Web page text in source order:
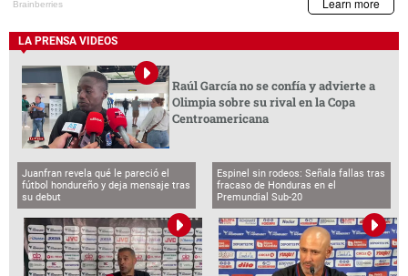
LA PRENSA VIDEOS
Raúl García no se confía y advierte a
Olimpia sobre su rival en la Copa
Centroamericana
Juanfran revela qué le pareció el
fútbol hondureño y deja mensaje tras
su debut
Espinel sin rodeos: Señala fallas tras
fracaso de Honduras en el
Premundial Sub-20